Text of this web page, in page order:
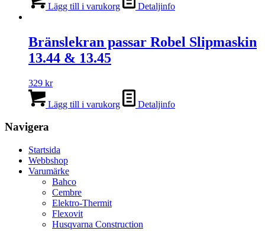
Lägg till i varukorg Detaljinfo
Bränslekran passar Robel Slipmaskin
13.44 & 13.45
329 kr
Lägg till i varukorg Detaljinfo
Navigera
Startsida
Webbshop
Varumärke
Bahco
Cembre
Elektro-Thermit
Flexovit
Husqvarna Construction